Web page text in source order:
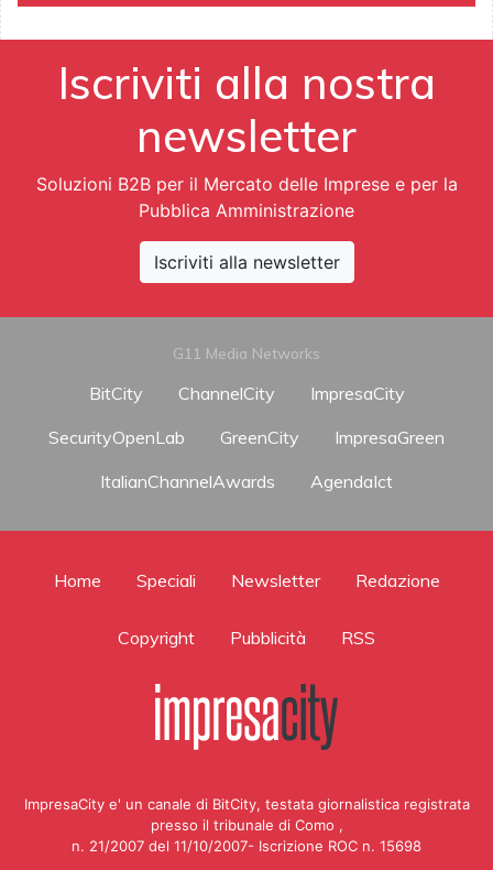
Iscriviti alla nostra
newsletter
Soluzioni B2B per il Mercato delle Imprese e per la
Pubblica Amministrazione
Iscriviti alla newsletter
G11 Media Networks
BitCity ChannelCity
ImpresaCity
SecurityOpenLab
GreenCity
ImpresaGreen
ItalianChannelAwards
AgendaIct
Home Speciali Newsletter Redazione
Copyright Pubblicità RSS
ImpresaCity e' un canale di BitCity, testata giornalistica registrata
presso il tribunale di Como ,
n. 21/2007 del 11/10/2007- Iscrizione ROC n. 15698